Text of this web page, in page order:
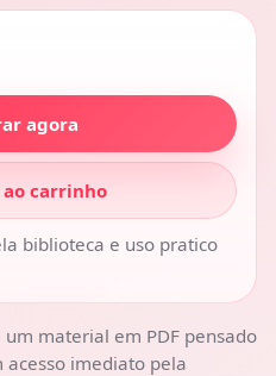
agora
carrinho
biblioteca e uso pratico
material em PDF pensado
acesso imediato pela